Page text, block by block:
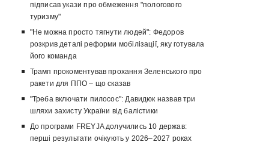
підписав укази про обмеження "пологового
туризму"
"Не можна просто тягнути людей": Федоров
розкрив деталі реформи мобілізації, яку готувала
його команда
Трамп прокоментував прохання Зеленського про
ракети для ППО – що сказав
"Треба включати пилосос": Давидюк назвав три
шляхи захисту України від балістики
До програми FREYJA долучились 10 держав:
перші результати очікують у 2026–2027 роках